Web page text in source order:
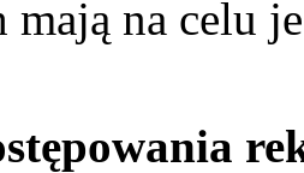
mają na celu